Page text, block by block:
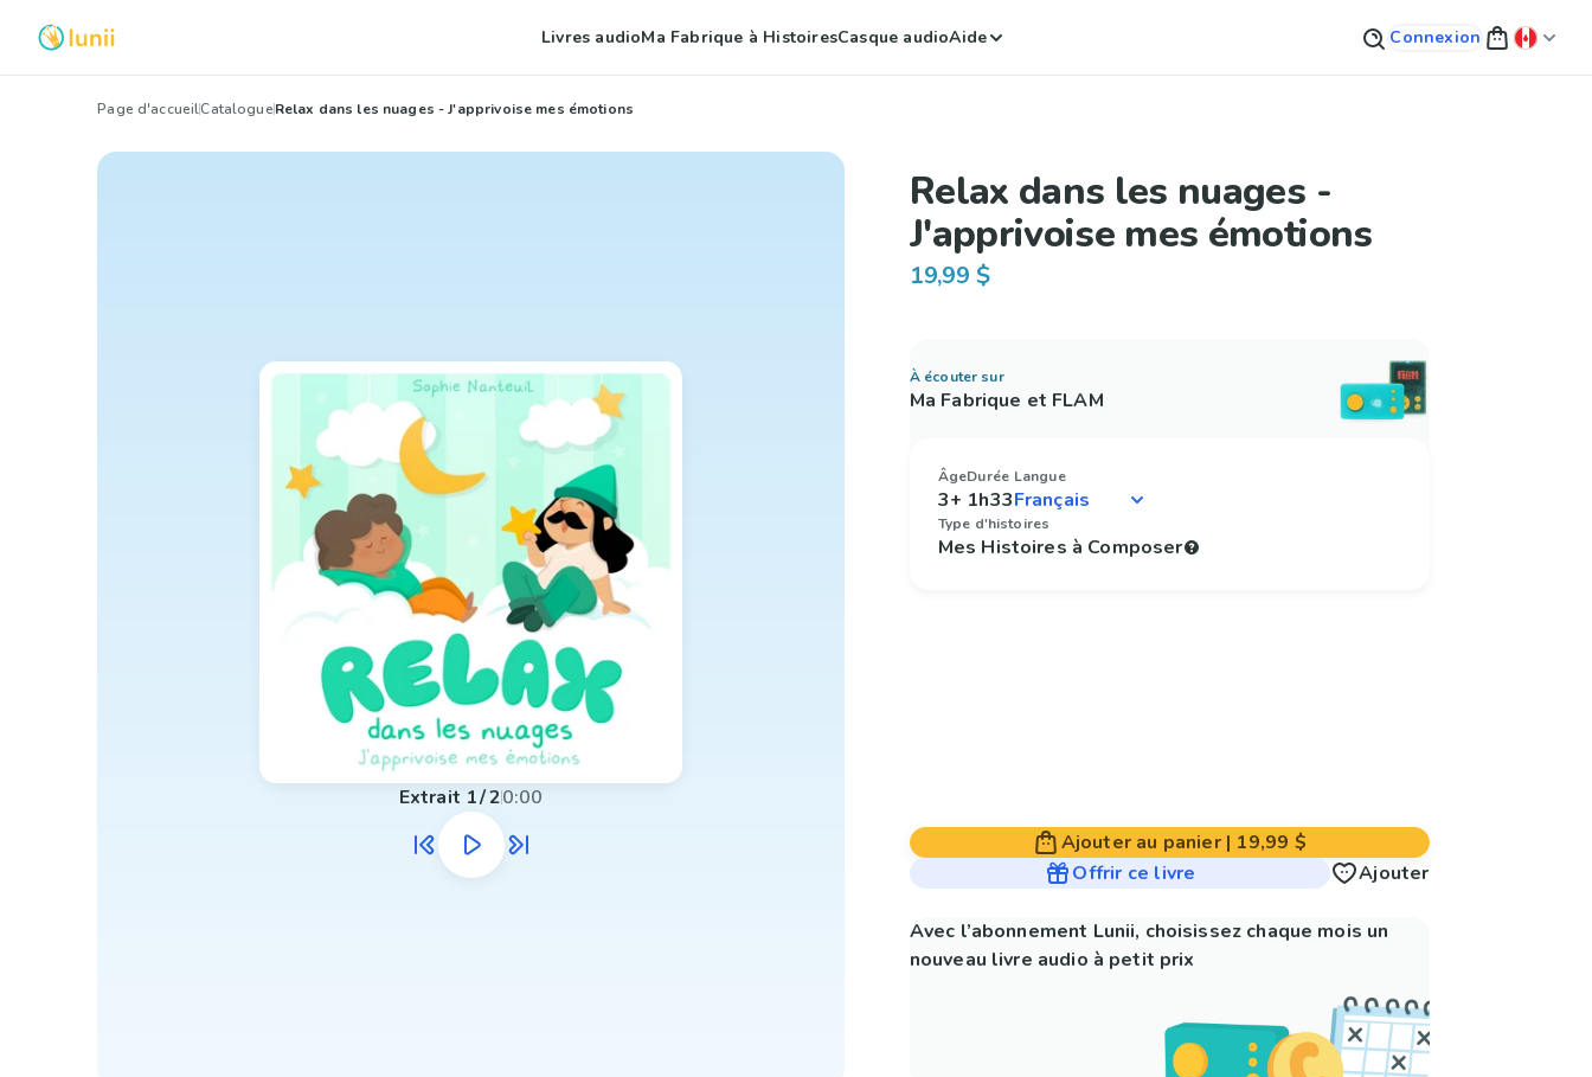
Livres audioMa Fabrique à HistoiresCasque audioAide Connexion
Page d'accueilCatalogueRelax dans les nuages - J'apprivoise mes émotions
Extrait 1/20:00
Relax dans les nuages -
J'apprivoise mes émotions
19,99 $
À écouter sur
Ma Fabrique et FLAM
Âge
3+
Durée
1h33
Langue
Type d'histoires
Mes Histoires à Composer
Ajouter au panier| 19,99 $
Offrir ce livre
Ajouter
Avec l’abonnement Lunii, choisissez chaque mois un
nouveau livre audio à petit prix